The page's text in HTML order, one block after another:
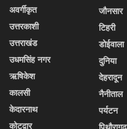
अवर्गीकृत
उत्तरकाशी
उत्तराखंड
उधमसिंह नगर
ऋषिकेश
कालसी
केदारनाथ
कोटद्वार
जौनसार
टिहरी
डोईवाला
दुनिया
देहरादून
नैनीताल
पर्यटन